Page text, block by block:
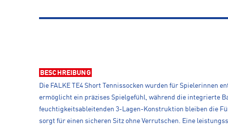
BESCHREIBUNG
Die FALKE TE4 Short Tennissocken wurden für Spielerinnen
ermöglicht ein präzises Spielgefühl, während die integrierte
feuchtigkeitsableitenden 3-Lagen-Konstruktion bleiben die
sorgt für einen sicheren Sitz ohne Verrutschen. Eine